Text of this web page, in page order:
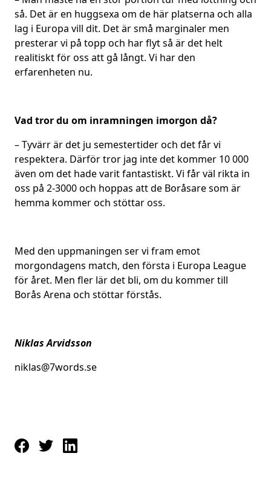
så. Det är en huggsexa om de här platserna och alla
lag i Europa vill dit. Det är små marginaler men
presterar vi på topp och har flyt så är det helt
realitiskt för oss att gå långt. Vi har den
erfarenheten nu.
Vad tror du om inramningen imorgon då?
– Tyvärr är det ju semestertider och det får vi
respektera. Därför tror jag inte det kommer 10 000
även om det hade varit fantastiskt. Vi får väl rikta in
oss på 2-3000 och hoppas att de Boråsare som är
hemma kommer och stöttar oss.
Med den uppmaningen ser vi fram emot
morgondagens match, den första i Europa League
för året. Men fler lär det bli, om du kommer till
Borås Arena och stöttar förstås.
Niklas Arvidsson
niklas@7words.se